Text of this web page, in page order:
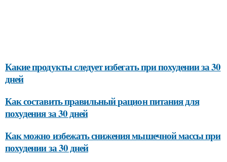
Какие продукты следует избегать при похудении за 30
дней
Как составить правильный рацион питания для
похудения за 30 дней
Как можно избежать снижения мышечной массы при
похудении за 30 дней